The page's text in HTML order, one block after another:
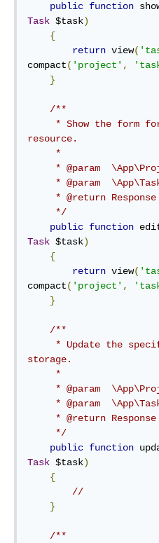
public function
Task $task)
{
return view(
compact( 'project' ,
}
/**
resource.
     */
public function
Task $task)
{
return view(
compact( 'project' ,
}
/**
storage.
     */
public function
Task $task)
{
//
}
/**